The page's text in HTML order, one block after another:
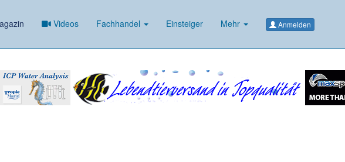
Videos Fachhandel Einsteiger Mehr Anmelden